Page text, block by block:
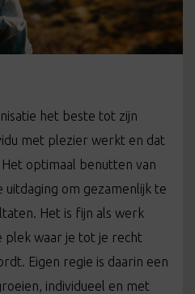
het beste tot zijn
met plezier werkt en dat
optimaal benutten van
om gezamenlijk te
Het is fijn als werk
plek waar je tot je recht
Eigen regie is daarin een
individueel en met